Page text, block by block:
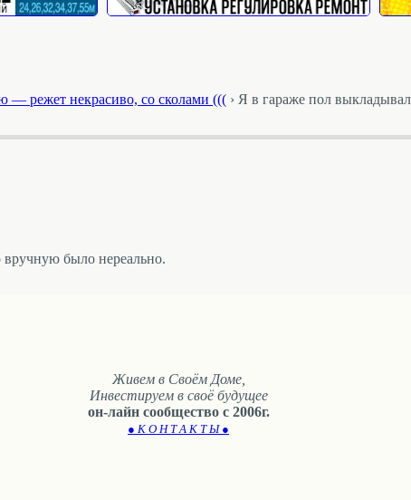
— режет некрасиво, со сколами ((( › Я в гараже пол выкладывал
вручную было нереально.
Живем в Своём Доме,
Инвестируем в своё будущее
он-лайн сообщество с 2006г.
● К О Н Т А К Т Ы ●